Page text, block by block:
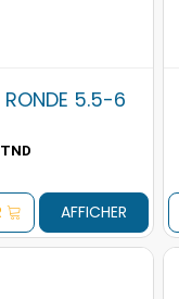
RONDE 5.5-6
TND
AFFICHER